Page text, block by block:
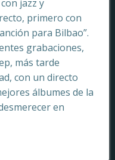
jazz y
primero con
para Bilbao”.
grabaciones,
más tarde
con un directo
álbumes de la
en